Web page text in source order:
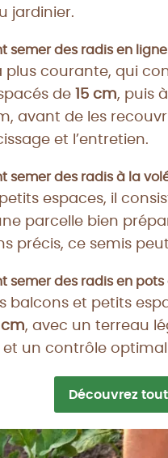
jardinier.
semer des radis en ligne
plus courante, qui
de 15 cm, puis
avant de les
et l’entretien.
semer des radis à la
espaces, il
parcelle bien
précis, ce semis
semer des radis en pots
balcons et petits
cm, avec un terreau
un contrôle optimal
Découvrez